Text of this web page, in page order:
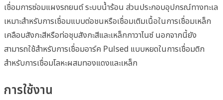
เชื่อมการซ่อมแผงรถยนต์ ระบบน้ำร้อน ส่วนประกอบอุปกรณ์ทางทะเล
เหมาะสำหรับการเชื่อมแบบต่อชนหรือเชื่อมเติมเนื้อในการเชื่อมเหล็ก
เคลือบสังกะสีหรือท่อชุบสังกะสีและเหล็กกาวาไนซ์ นอกจากนี้ยัง
สามารถใช้สำหรับการเชื่อมอาร์ค Pulsed แบบหยดในการเชื่อมติก
สำหรับการเชื่อมโลหะผสมทองแดงและเหล็ก
การใช้งาน